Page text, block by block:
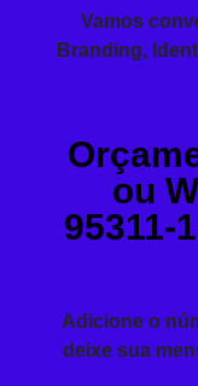
Vamos
Branding,
ou
95311-
Adicione o
deixe sua